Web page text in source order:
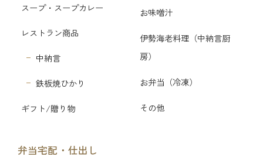
スープ・スープカレー
レストラン商品
中納言
鉄板焼ひかり
ギフト/贈り物
お味噌汁
伊勢海老料理（中納言厨
房）
お弁当（冷凍）
その他
弁当宅配・仕出し